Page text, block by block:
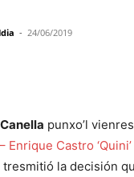
- 24/06/2019
punxo’l
Enrique Castro ‘Quini’
tresmitió la decisión